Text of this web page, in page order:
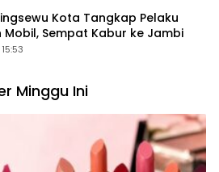
Kota Tangkap Pelaku
Mobil, Sempat Kabur ke Jambi
Minggu Ini